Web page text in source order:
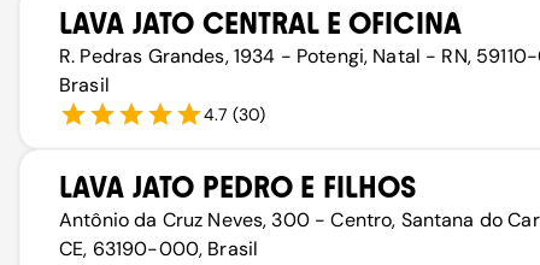
LAVA JATO CENTRAL E OFICINA
R. Pedras Grandes, 1934 - Potengi, Natal - RN,
Brasil
4.7 (30)
LAVA JATO PEDRO E FILHOS
Antônio da Cruz Neves, 300 - Centro, Santana do
CE, 63190-000, Brasil